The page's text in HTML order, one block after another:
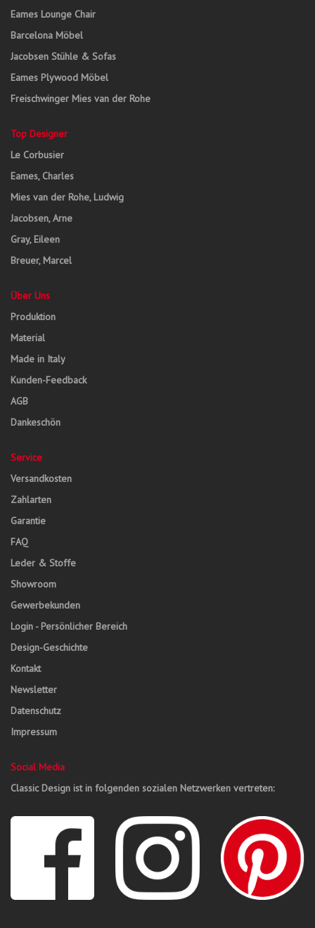
Eames Lounge Chair
Barcelona Möbel
Jacobsen Stühle & Sofas
Eames Plywood Möbel
Freischwinger Mies van der Rohe
Top Designer
Le Corbusier
Eames, Charles
Mies van der Rohe, Ludwig
Jacobsen, Arne
Gray, Eileen
Breuer, Marcel
Über Uns
Produktion
Material
Made in Italy
Kunden-Feedback
AGB
Dankeschön
Service
Versandkosten
Zahlarten
Garantie
FAQ
Leder & Stoffe
Showroom
Gewerbekunden
Login - Persönlicher Bereich
Design-Geschichte
Kontakt
Newsletter
Datenschutz
Impressum
Social Media
Classic Design ist in folgenden sozialen Netzwerken vertreten: